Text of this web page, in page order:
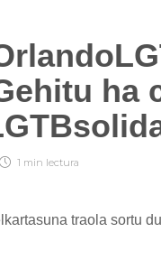
ha
1 min lectura
traola sortu